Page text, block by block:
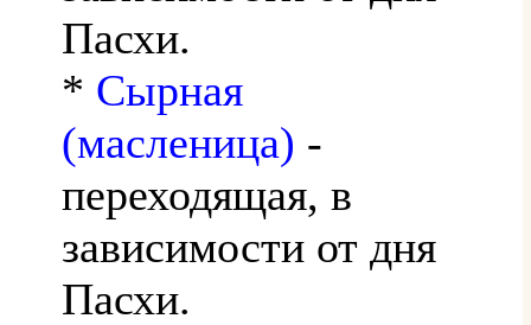
Пасхи.
* Сырная
(масленица) -
переходящая, в
зависимости от дня
Пасхи.